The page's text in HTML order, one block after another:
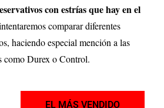
con estrías que hay en el
comparar diferentes
haciendo especial mención a las
como Durex o Control.
EL MÁS VENDIDO